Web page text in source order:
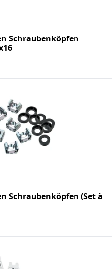
Schraubenköpfen
Schraubenköpfen (Set à